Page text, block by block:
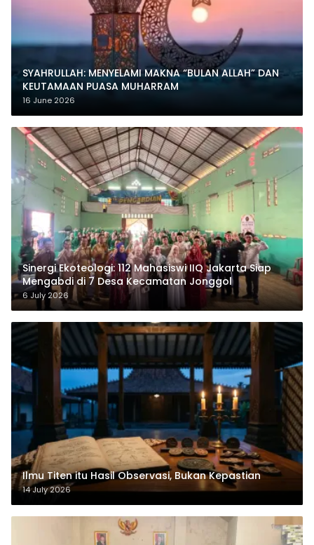
SYAHRULLAH: MENYELAMI MAKNA “BULAN ALLAH” DAN
KEUTAMAAN PUASA MUHARRAM
16 June 2026
‎Sinergi Ekoteologi: 112 Mahasiswi IIQ Jakarta Siap
Mengabdi di 7 Desa Kecamatan Jonggol
6 July 2026
Ilmu Titen itu Hasil Observasi, Bukan Kepastian
14 July 2026